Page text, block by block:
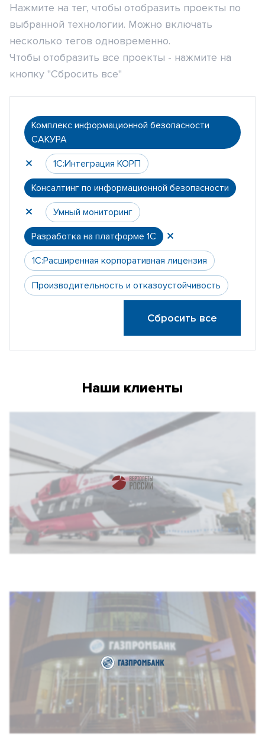
Нажмите на тег, чтобы отобразить проекты по
выбранной технологии. Можно включать
несколько тегов одновременно.
Чтобы отобразить все проекты - нажмите на
кнопку "Сбросить все"
Комплекс информационной безопасности
САКУРА
1С:Интеграция КОРП
Консалтинг по информационной безопасности
Умный мониторинг
Разработка на платформе 1С
1С:Расширенная корпоративная лицензия
Производительность и отказоустойчивость
Сбросить все
Наши клиенты